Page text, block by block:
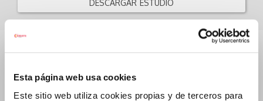
Esta página web usa cookies
Este sitio web utiliza cookies propias y de terceros para
DESCARGAR ESTUDIO